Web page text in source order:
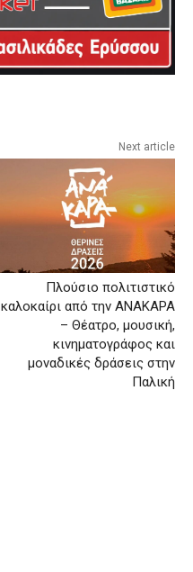
Next article
Πλούσιο πολιτιστικό
καλοκαίρι από την ΑΝΑΚΑΡΑ
– Θέατρο, μουσική,
κινηματογράφος και
μοναδικές δράσεις στην
Παλική